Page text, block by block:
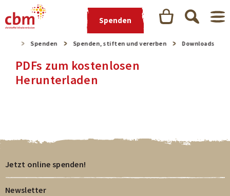
Spenden
Spenden Spenden, stiften und vererben Downloads
PDFs zum kostenlosen
Herunterladen
Jetzt online spenden!
Newsletter